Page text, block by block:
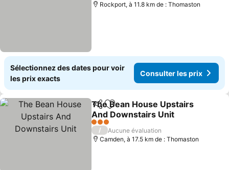
Rockport, à 11.8 km de : Thomaston
Sélectionnez des dates pour voir
les prix exacts
Consulter les prix
PartagerAjouter à mes favoris
The Bean House Upstairs
And Downstairs Unit
3 Étoiles
/
Aucune évaluation
Camden, à 17.5 km de : Thomaston